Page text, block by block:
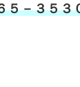
５－３５３